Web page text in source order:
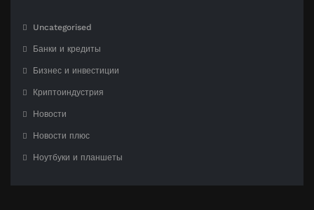
Uncategorised
Банки и кредиты
Бизнес и инвестиции
Криптоиндустрия
Новости
Новости плюс
Ноутбуки и планшеты